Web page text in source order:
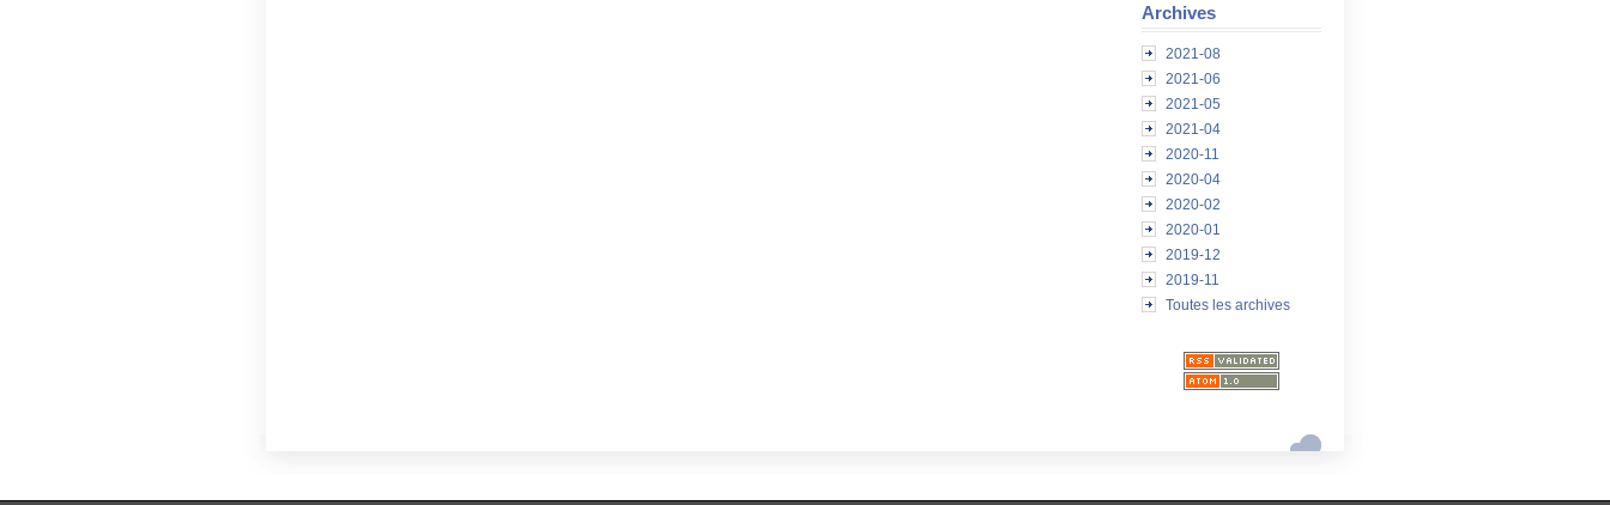
Archives
2021-08
2021-06
2021-05
2021-04
2020-11
2020-04
2020-02
2020-01
2019-12
2019-11
Toutes les archives